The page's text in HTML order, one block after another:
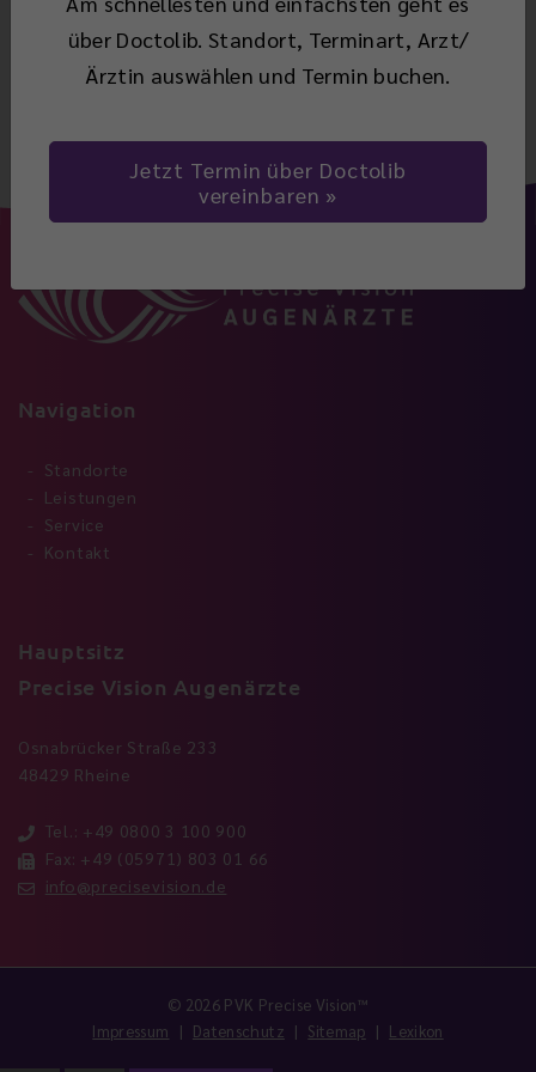
Zurück
über Doctolib. Standort, Terminart, Arzt/
Ärztin auswählen und Termin buchen.
Jetzt Termin über Doctolib
vereinbaren
Navigation
Standorte
Leistungen
Service
Kontakt
Hauptsitz
Precise Vision Augenärzte
Osnabrücker Straße 233
48429 Rheine
Tel.: +49 0800 3 100 900
Fax: +49 (05971) 803 01 66
info@precisevision.de
© 2026 PVK Precise Vision™
Impressum
Datenschutz Sitemap Lexikon